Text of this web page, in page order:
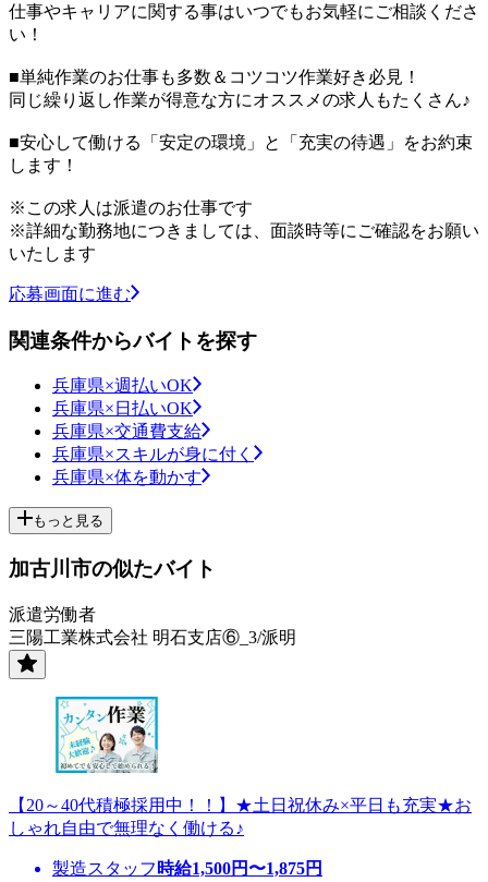
仕事やキャリアに関する事はいつでもお気軽にご相談くださ
い！
■単純作業のお仕事も多数＆コツコツ作業好き必見！
同じ繰り返し作業が得意な方にオススメの求人もたくさん♪
■安心して働ける「安定の環境」と「充実の待遇」をお約束
します！
※この求人は派遣のお仕事です
※詳細な勤務地につきましては、面談時等にご確認をお願い
いたします
応募画面に進む
関連条件からバイトを探す
兵庫県×週払いOK
兵庫県×日払いOK
兵庫県×交通費支給
兵庫県×スキルが身に付く
兵庫県×体を動かす
もっと見る
加古川市の似たバイト
派遣労働者
三陽工業株式会社 明石支店⑥_3/派明
【20～40代積極採用中！！】★土日祝休み×平日も充実★お
しゃれ自由で無理なく働ける♪
製造スタッフ 時給1,500円〜1,875円